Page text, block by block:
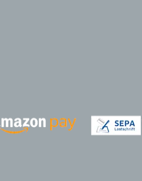
Zahlungsanbieter